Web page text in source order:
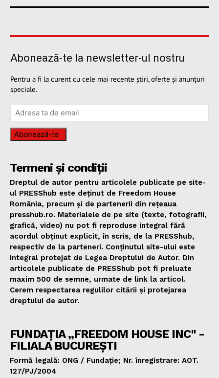
Abonează-te la newsletter-ul nostru
Pentru a fi la curent cu cele mai recente știri, oferte și anunțuri
speciale.
Abonează-te
Termeni și condiții
Dreptul de autor pentru articolele publicate pe site-
ul PRESShub este deținut de Freedom House
România, precum și de partenerii din rețeaua
presshub.ro. Materialele de pe site (texte, fotografii,
grafică, video) nu pot fi reproduse integral fără
acordul obținut explicit, în scris, de la PRESShub,
respectiv de la parteneri. Conținutul site-ului este
integral protejat de Legea Dreptului de Autor. Din
articolele publicate de PRESShub pot fi preluate
maxim 500 de semne, urmate de link la articol.
Cerem respectarea regulilor citării și protejarea
dreptului de autor.
FUNDAȚIA „FREEDOM HOUSE INC" -
FILIALA BUCUREȘTI
Formă legală: ONG / Fundație; Nr. înregistrare: AOT.
127/PJ/2004